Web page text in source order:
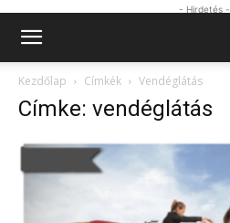
- Hirdetés -
Kezdőlap Címkék Vendéglátás
Címke: vendéglátás